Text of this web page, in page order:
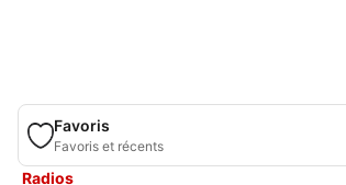
Favoris
Favoris et récents
Radios